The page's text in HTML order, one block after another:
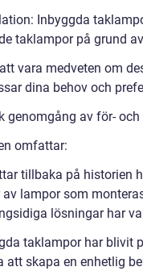
Inbyggda
taklampor på grund
vara medveten om
dina behov och
genomgång av för-
omfattar:
tillbaka på historien
lampor som
lösningar har
taklampor har blivit
att skapa en enhetlig